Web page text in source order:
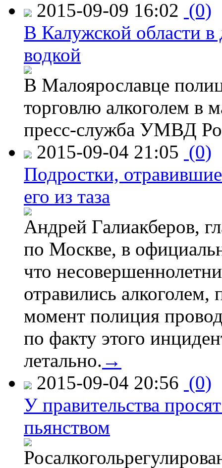
2015-09-09 16:02 (0)
В Калужской области в
водкой
В Малоярославце
торговлю алкоголем в
пресс-служба УМВД
2015-09-04 21:05 (0)
Подростки,
его из таза
Андрей Галиакберов,
по Москве, в
что
отравились
момент полиция
по факту этого
летально. →
2015-09-04 20:56 (0)
У правительства
пьянством